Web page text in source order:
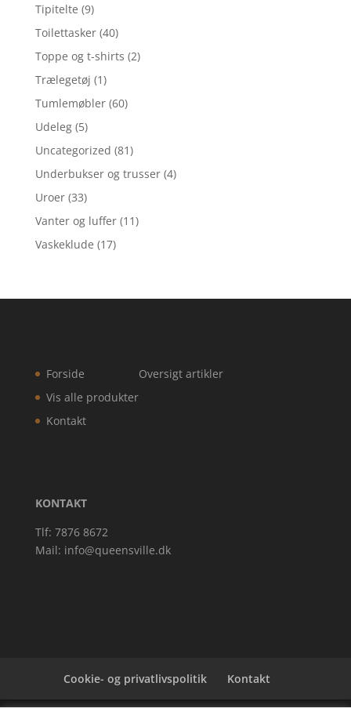
Tipitelte (9)
Toilettasker (40)
Toppe og t-shirts (2)
Trælegetøj (1)
Tumlemøbler (60)
Udeleg (5)
Uncategorized (81)
Underbukser og trusser (4)
Uroer (33)
Vanter og luffer (11)
Vaskeklude (17)
Forside
Vis alle produkter
Kontakt
Oversigt artikler
KONTAKT
Tlf: 7876 8672
Mail: info@queensville.dk
Cookie- og privatlivspolitik Kontakt